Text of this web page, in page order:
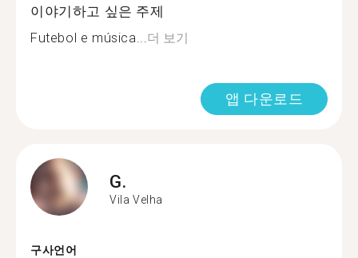
이야기하고 싶은 주제
Futebol e música...더 보기
앱 다운로드
G.
Vila Velha
구사언어